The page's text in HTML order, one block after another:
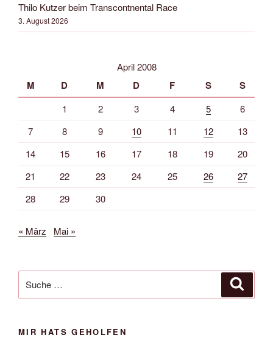
Thilo Kutzer beim Transcontnental Race
3. August 2026
April 2008
M D M D F S S
1 2 3 4 5
6
7
8 9 10 11 12
13
14
15 16 17 18 19
20
21
22 23 24 25 26
27
28
29 30
« März Mai »
nach:
MIR HATS GEHOLFEN